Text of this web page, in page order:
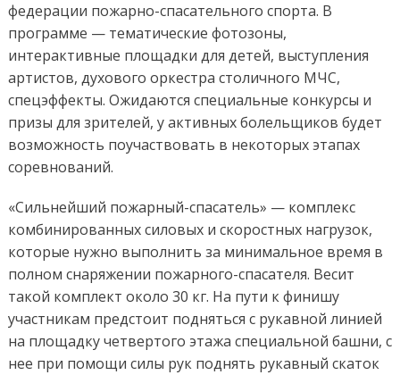
федерации пожарно-спасательного спорта. В
программе — тематические фотозоны,
интерактивные площадки для детей, выступления
артистов, духового оркестра столичного МЧС,
спецэффекты. Ожидаются специальные конкурсы и
призы для зрителей, у активных болельщиков будет
возможность поучаствовать в некоторых этапах
соревнований.
«Сильнейший пожарный-спасатель» — комплекс
комбинированных силовых и скоростных нагрузок,
которые нужно выполнить за минимальное время в
полном снаряжении пожарного-спасателя. Весит
такой комплект около 30 кг. На пути к финишу
участникам предстоит подняться с рукавной линией
на площадку четвертого этажа специальной башни, с
нее при помощи силы рук поднять рукавный скаток